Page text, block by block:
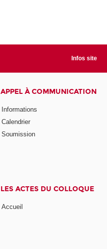
Infos site
APPEL À COMMUNICATION
Informations
Calendrier
Soumission
LES ACTES DU COLLOQUE
Accueil